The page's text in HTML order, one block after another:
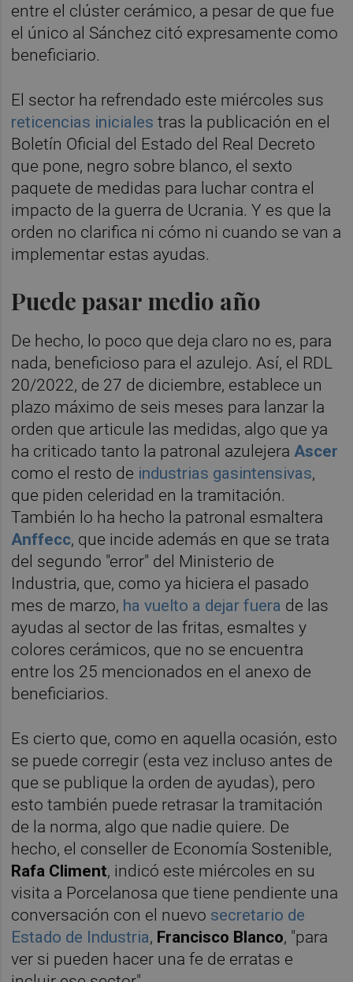
entre el clúster cerámico, a pesar de que fue
el único al Sánchez citó expresamente como
beneficiario.
El sector ha refrendado este miércoles sus
reticencias iniciales tras la publicación en el
Boletín Oficial del Estado del Real Decreto
que pone, negro sobre blanco, el sexto
paquete de medidas para luchar contra el
impacto de la guerra de Ucrania. Y es que la
orden no clarifica ni cómo ni cuando se van a
implementar estas ayudas.
Puede pasar medio año
De hecho, lo poco que deja claro no es, para
nada, beneficioso para el azulejo. Así, el RDL
20/2022, de 27 de diciembre, establece un
plazo máximo de seis meses para lanzar la
orden que articule las medidas, algo que ya
ha criticado tanto la patronal azulejera Ascer
como el resto de industrias gasintensivas,
que piden celeridad en la tramitación.
También lo ha hecho la patronal esmaltera
Anffecc, que incide además en que se trata
del segundo "error" del Ministerio de
Industria, que, como ya hiciera el pasado
mes de marzo, ha vuelto a dejar fuera de las
ayudas al sector de las fritas, esmaltes y
colores cerámicos, que no se encuentra
entre los 25 mencionados en el anexo de
beneficiarios.
Es cierto que, como en aquella ocasión, esto
se puede corregir (esta vez incluso antes de
que se publique la orden de ayudas), pero
esto también puede retrasar la tramitación
de la norma, algo que nadie quiere. De
hecho, el conseller de Economía Sostenible,
Rafa Climent, indicó este miércoles en su
visita a Porcelanosa que tiene pendiente una
conversación con el nuevo secretario de
Estado de Industria, Francisco Blanco, "para
ver si pueden hacer una fe de erratas e